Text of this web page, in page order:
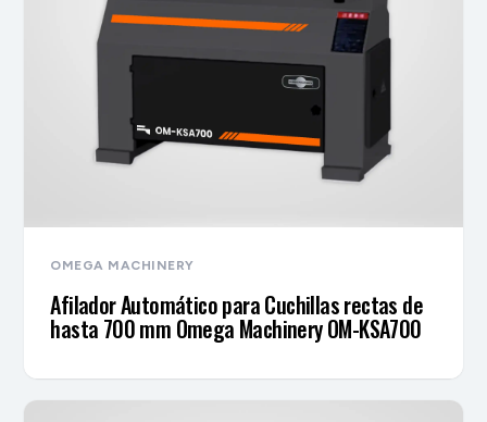
OMEGA MACHINERY
Afilador Automático para Cuchillas rectas de
hasta 700 mm Omega Machinery OM-KSA700